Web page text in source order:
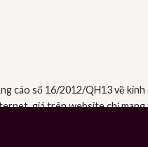
cáo số 16/2012/QH13 về kinh
giá trên website chỉ